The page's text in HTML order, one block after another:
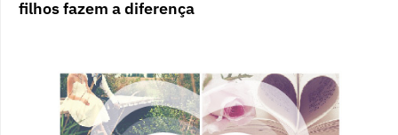
filhos fazem a diferença